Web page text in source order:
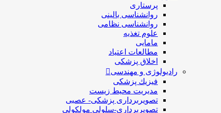
پرستاری
روانشناسی بالینی
روانشناسی نظامی
علوم تغذیه
مامایی
مطالعات اعتیاد
اخلاق پزشکی
رادیولوژی و مهندسی
فيزيك پزشکی
مدیریت محیط زیست
تصویربرداری پزشکی- عصبی
تصویربرداری-سلولی مولکولی